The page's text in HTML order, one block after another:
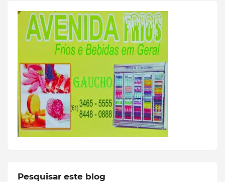
Pesquisar este blog